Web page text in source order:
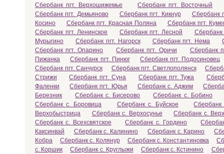
Сбербанк пгт. Верхошижемье
Сбербанк пгт. Восточный
Сбербанк пгт. Демьяново
Сбербанк пгт. Кикнур
Сбербанк
Косино
Сбербанк пгт. Красная Поляна
Сбербанк пгт.
Сбербанк пгт. Ленинское
Сбербанк пгт. Лесной
Мурыгино
Сбербанк пгт. Нагорск Сбербанк пгт. Нема
Сбербанк пгт. Опарино
Сбербанк пгт. Оричи
Сбербанк
Пижанка
Сбербанк пгт. Пинюг
Сбербанк пгт. Подосиновец
Сбербанк пгт. Санчурск
Сбербанк пгт. Светлополянск
Стрижи
Сбербанк пгт. Суна Сбербанк пгт. Тужа
Фаленки
Сбербанк пгт. Юрья Сбербанк с. Аджим
Березник
Сбербанк с. Бисерово
Сбербанк с. Бобино
Сбербанк с. Боровица
Сбербанк с. Буйское
Верхобыстрица
Сбербанк с. Верхосунье
Сбербанк с.
Сбербанк с. Всехсвятское
Сбербанк с. Гордино
Каксинвай
Сбербанк с. Калинино Сбербанк с. Карино
Кобра
Сбербанк с. Колянур Сбербанк с. Константиновка
с. Коршик
Сбербанк с. Круглыжи Сбербанк с. Кстинино